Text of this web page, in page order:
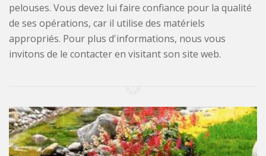
pelouses. Vous devez lui faire confiance pour la qualité
de ses opérations, car il utilise des matériels
appropriés. Pour plus d'informations, nous vous
invitons de le contacter en visitant son site web.